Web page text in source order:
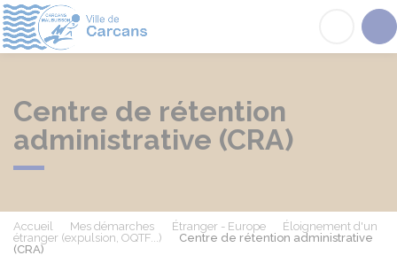
Centre de rétention
administrative (CRA)
Accueil Mes démarches Étranger - Europe
Éloignement d'un
étranger (expulsion, OQTF...)
Centre de rétention administrative
(CRA)